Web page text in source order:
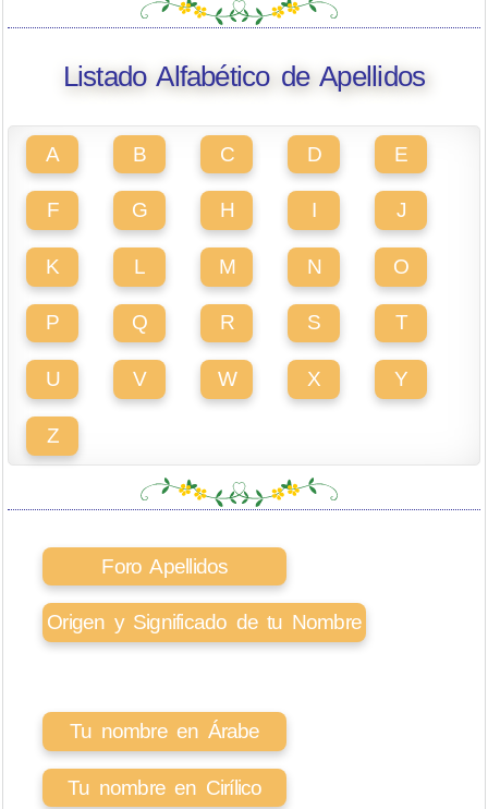
Listado Alfabético de Apellidos
A B C D E
F G H I J
K L M N O
P Q R S T
U V W X Y
Z
Foro Apellidos
Origen y Significado de tu Nombre
Tu nombre en Árabe
Tu nombre en Cirílico